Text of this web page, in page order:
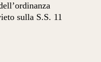
sulla S.S. 11